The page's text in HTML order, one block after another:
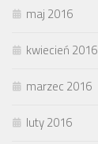
maj 2016
kwiecień 2016
marzec 2016
luty 2016